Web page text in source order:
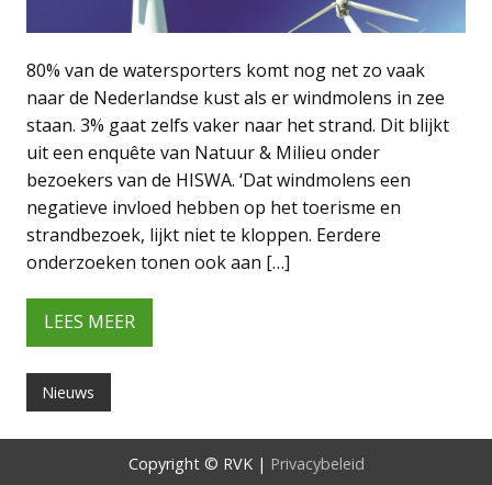
80% van de watersporters komt nog net zo vaak
naar de Nederlandse kust als er windmolens in zee
staan. 3% gaat zelfs vaker naar het strand. Dit blijkt
uit een enquête van Natuur & Milieu onder
bezoekers van de HISWA. ‘Dat windmolens een
negatieve invloed hebben op het toerisme en
strandbezoek, lijkt niet te kloppen. Eerdere
onderzoeken tonen ook aan […]
LEES MEER
Nieuws
Copyright © RVK | Privacybeleid